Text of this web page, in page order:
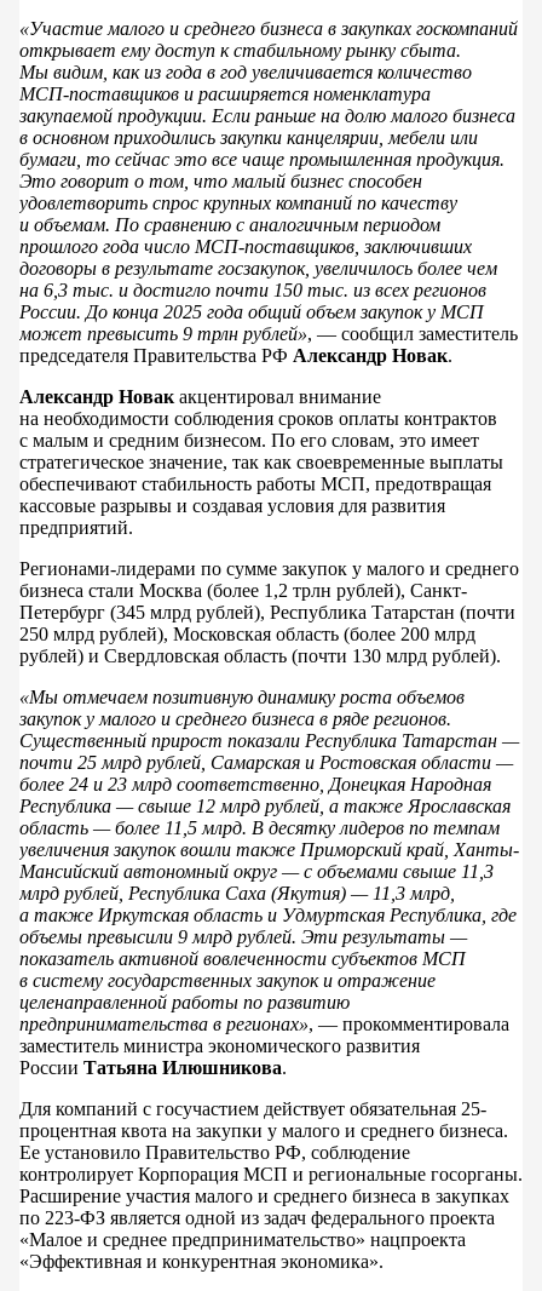
«Участие малого и среднего бизнеса в закупках госкомпаний
открывает ему доступ к стабильному рынку сбыта.
Мы видим, как из года в год увеличивается количество
МСП-поставщиков и расширяется номенклатура
закупаемой продукции. Если раньше на долю малого бизнеса
в основном приходились закупки канцелярии, мебели или
бумаги, то сейчас это все чаще промышленная продукция.
Это говорит о том, что малый бизнес способен
удовлетворить спрос крупных компаний по качеству
и объемам. По сравнению с аналогичным периодом
прошлого года число МСП-поставщиков, заключивших
договоры в результате госзакупок, увеличилось более чем
на 6,3 тыс. и достигло почти 150 тыс. из всех регионов
России. До конца 2025 года общий объем закупок у МСП
может превысить 9 трлн рублей», — сообщил заместитель
председателя Правительства РФ Александр Новак.
Александр Новак акцентировал внимание
на необходимости соблюдения сроков оплаты контрактов
с малым и средним бизнесом. По его словам, это имеет
стратегическое значение, так как своевременные выплаты
обеспечивают стабильность работы МСП, предотвращая
кассовые разрывы и создавая условия для развития
предприятий.
Регионами-лидерами по сумме закупок у малого и среднего
бизнеса стали Москва (более 1,2 трлн рублей), Санкт-
Петербург (345 млрд рублей), Республика Татарстан (почти
250 млрд рублей), Московская область (более 200 млрд
рублей) и Свердловская область (почти 130 млрд рублей).
«Мы отмечаем позитивную динамику роста объемов
закупок у малого и среднего бизнеса в ряде регионов.
Существенный прирост показали Республика Татарстан —
почти 25 млрд рублей, Самарская и Ростовская области —
более 24 и 23 млрд соответственно, Донецкая Народная
Республика — свыше 12 млрд рублей, а также Ярославская
область — более 11,5 млрд. В десятку лидеров по темпам
увеличения закупок вошли также Приморский край, Ханты-
Мансийский автономный округ — с объемами свыше 11,3
млрд рублей, Республика Саха (Якутия) — 11,3 млрд,
а также Иркутская область и Удмуртская Республика, где
объемы превысили 9 млрд рублей. Эти результаты —
показатель активной вовлеченности субъектов МСП
в систему государственных закупок и отражение
целенаправленной работы по развитию
предпринимательства в регионах», — прокомментировала
заместитель министра экономического развития
России Татьяна Илюшникова.
Для компаний с госучастием действует обязательная 25-
процентная квота на закупки у малого и среднего бизнеса.
Ее установило Правительство РФ, соблюдение
контролирует Корпорация МСП и региональные госорганы.
Расширение участия малого и среднего бизнеса в закупках
по 223-ФЗ является одной из задач федерального проекта
«Малое и среднее предпринимательство» нацпроекта
«Эффективная и конкурентная экономика».